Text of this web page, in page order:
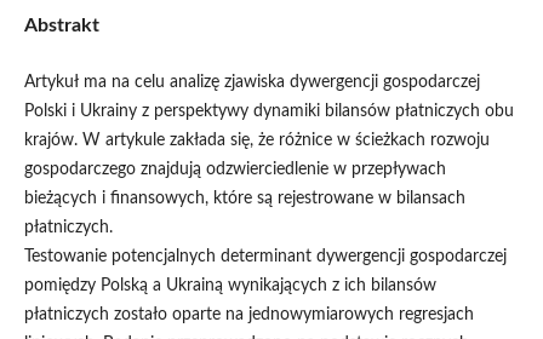
Abstrakt
Artykuł ma na celu analizę zjawiska dywergencji gospodarczej
Polski i Ukrainy z perspektywy dynamiki bilansów płatniczych obu
krajów. W artykule zakłada się, że różnice w ścieżkach rozwoju
gospodarczego znajdują odzwierciedlenie w przepływach
bieżących i finansowych, które są rejestrowane w bilansach
płatniczych.
Testowanie potencjalnych determinant dywergencji gospodarczej
pomiędzy Polską a Ukrainą wynikających z ich bilansów
płatniczych zostało oparte na jednowymiarowych regresjach